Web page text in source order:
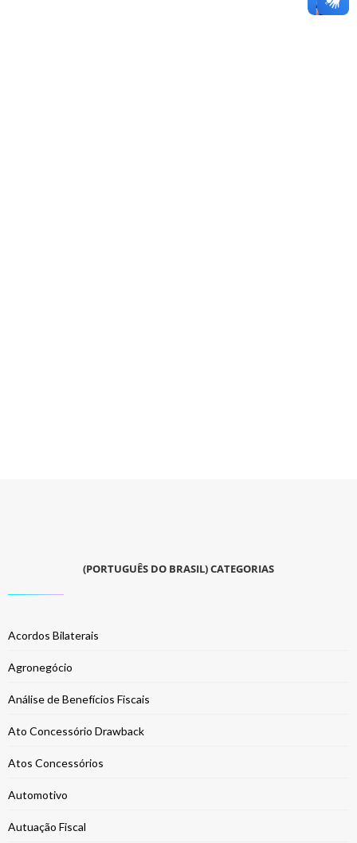
(PORTUGUÊS DO BRASIL) CATEGORIAS
Acordos Bilaterais
Agronegócio
Análise de Benefícios Fiscais
Ato Concessório Drawback
Atos Concessórios
Automotivo
Autuação Fiscal